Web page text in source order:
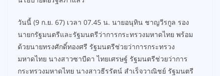
วันนี้ (9 ก.ย. 67) เวลา 07.45 น. นายอนุทิน ชาญวีรกูล รอง
นายกรัฐมนตรีและรัฐมนตรีว่าการกระทรวงมหาดไทย พร้อม
ด้วยนายทรงศักดิ์ทองศรี รัฐมนตรีช่วยว่าการกระทรวง
มหาดไทย นางสาวซาบีดา ไทยเศรษฐ์ รัฐมนตรีช่วยว่าการ
กระทรวงมหาดไทย นางสาวธีรรัตน์ สำเร็จวาณิชย์ รัฐมนตรี